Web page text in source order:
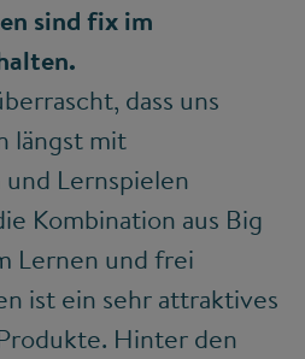
sind fix im
dass uns
längst mit
Lernspielen
Kombination aus Big
Lernen und frei
ist ein sehr attraktives
Hinter den